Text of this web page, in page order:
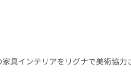
具インテリアをリグナで美術協力